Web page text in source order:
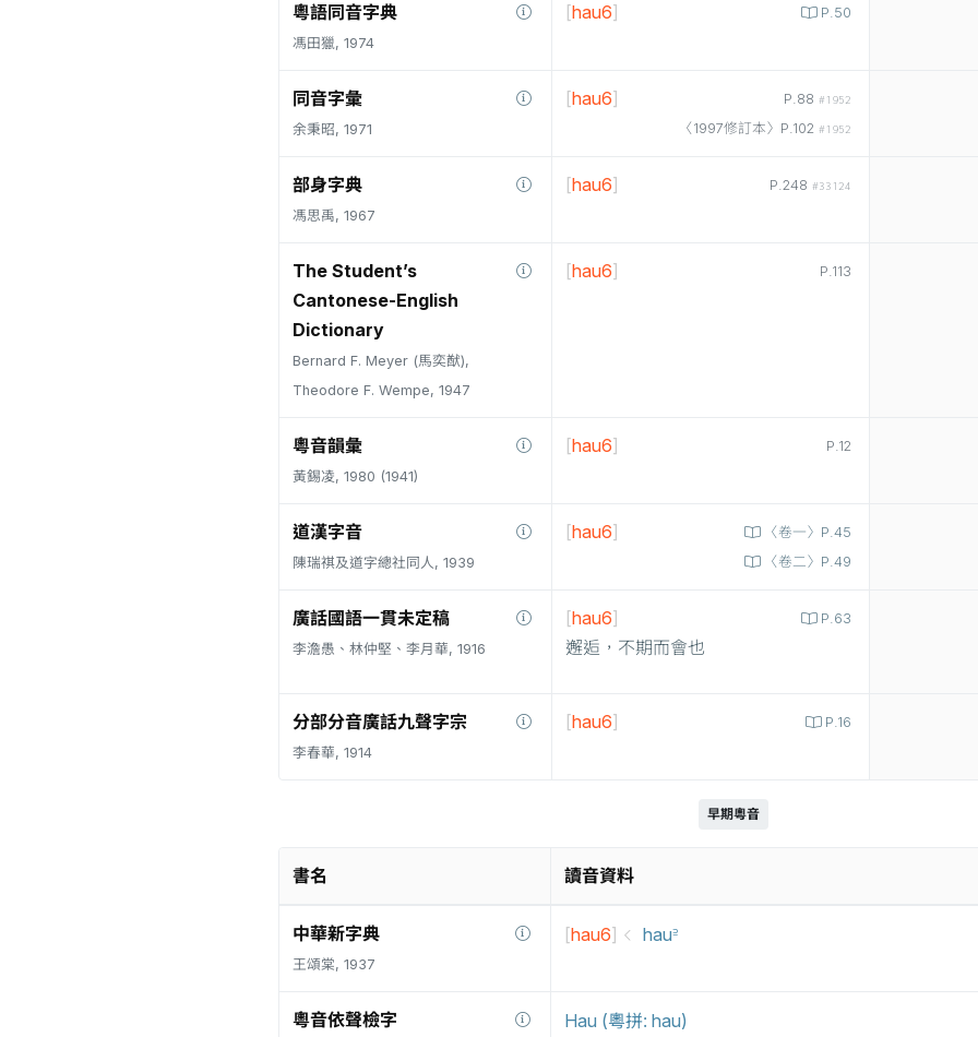
粵語同音字典
馮田獵, 1974
P.50
[hau6]
同音字彙
余秉昭, 1971
P.88 #1952
〈1997修訂本〉P.102 #1952
[hau6]
部身字典
馮思禹, 1967
P.248 #33124
[hau6]
The Student’s
Cantonese-English
Dictionary
Bernard F. Meyer (馬奕猷),
Theodore F. Wempe, 1947
P.113
[hau6]
粵音韻彙
黃錫凌, 1980 (1941)
P.12
[hau6]
道漢字音
陳瑞祺及道字總社同人, 1939
〈卷一〉P.45
〈卷二〉P.49
[hau6]
廣話國語一貫未定稿
李澹愚、林仲堅、李月華, 1916
P.63
[hau6]
邂逅，不期而會也
分部分音廣話九聲字宗
李春華, 1914
P.16
[hau6]
早期粵音
書名 讀音資料
中華新字典
王頌棠, 1937
[hau6] hau꜅
粵音依聲檢字 Hau (粵拼: hau)